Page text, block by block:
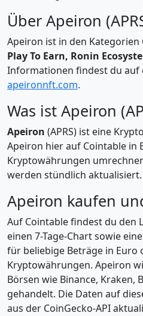
Über Apeiron
Apeiron ist in den Kategorien
Play To Earn, Ronin
Informationen findest du auf
apeironnft.com.
Was ist Apeiron
Apeiron (APRS) ist eine
Apeiron hier auf Cointable in
Kryptowährungen
werden stündlich aktualisiert.
Apeiron kaufen
Auf Cointable findest du den
einen 7-Tage-Chart sowie
für beliebige Beträge in Euro
Kryptowährungen. Apeiron
Börsen wie Binance, Kraken,
gehandelt. Die Daten auf
aus der CoinGecko-API